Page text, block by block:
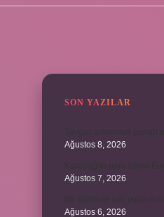
SON YAZILAR
Ağustos 8, 2026
Ağustos 7, 2026
Ağustos 6, 2026